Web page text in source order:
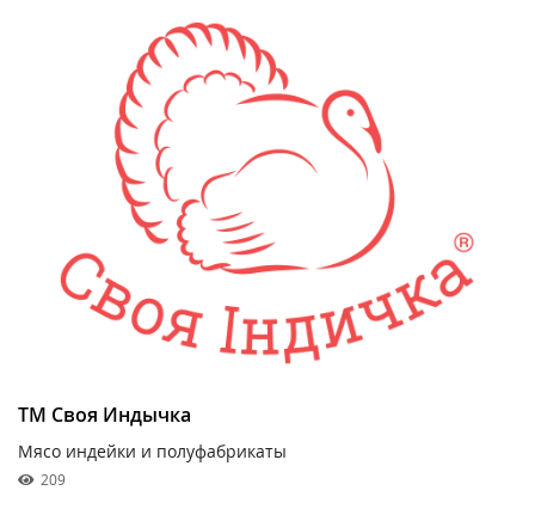
ТМ Своя Индычка
Мясо индейки и полуфабрикаты
209